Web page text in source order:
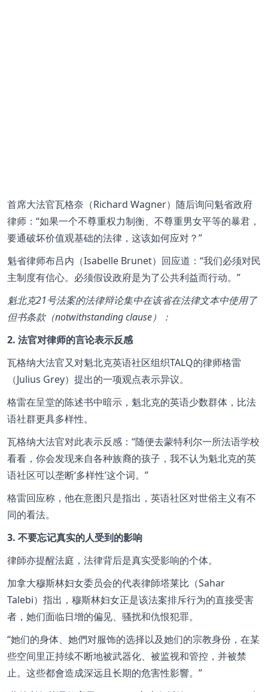
首席大法官瓦格奈（Richard Wagner）随后询问魁省政府
律师： 如果一个不尊重权力制衡、不尊重男女平等的暴君，
要通破坏价值观基础的法律，这该如何应对？
魁省律师布吕内（Isabelle Brunet）回应道： 我们必须对民
主制度有信心。必须假设政府是为了公共利益而行动。
魁北克21号法案的法律辩论集中在该省在法律文本中使用了
但书条款（notwithstanding clause）：
2. 法官对律师的言论表示反感
瓦格纳大法官又对魁北克英语社区组织TALQ的律师格雷
（Julius Grey）提出的一项观点表示异议。
格雷在呈堂的陈述书中暗示，魁北克的英语少数群体，比法
语社群更具多样性。
瓦格纳大法官对此表示反感： 随便去蒙特利尔一所法语学校
看看，你会发现来自各种族裔的孩子，我不认为魁北克的英
语社区可以垄断‘多样性’这个词。
格雷回应称，他在意图只是指出，英语社区对世俗主义有不
同的看法。
3. 不要忘记真实的人受到的影响
律師亦提醒法庭，法律背后是真实受影响的个体。
加拿大穆斯林妇女委员会的代表律師塔莱比（Sahar
Talebi）指出，穆斯林妇女正是该法案排斥行为的直接受害
者，她们面临日增的偏见、骚扰和仇恨犯罪。
她们的身体、她們对服饰的选择以及她们的宗教身份，在某
些空间里正持续不断地被武器化、被监视和管控，并被禁
止。这些都會造成深远且长期的危害性影響。